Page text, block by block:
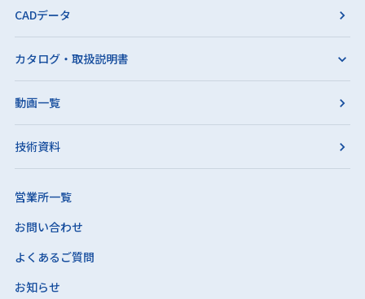
CADデータ
カタログ・取扱説明書
動画一覧
技術資料
営業所一覧
お問い合わせ
よくあるご質問
お知らせ